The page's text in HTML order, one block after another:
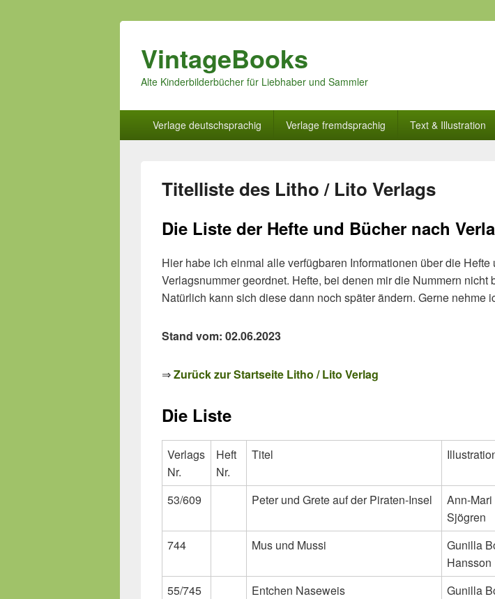
VintageBooks
Alte Kinderbilderbücher für Liebhaber und Sammler
Verlage deutschsprachig Verlage fremdsprachig Text & Illustration
Titelliste des Litho / Lito Verlags
Die Liste der Hefte und Bücher nach
Hier habe ich einmal alle verfügbaren Informationen über die
Verlagsnummer geordnet. Hefte, bei denen mir die Nummern
Natürlich kann sich diese dann noch später ändern. Gerne nehme
Stand vom: 02.06.2023
⇒Zurück zur Startseite Litho / Lito Verlag
Die Liste
Verlags
Nr.
Heft
Nr.
Titel
53/609 Peter und Grete auf der Piraten-Insel
Ann-Mari
Sjögren
744 Mus und Mussi
Gunilla
Hansson
55/745 Entchen Naseweis
Gunilla